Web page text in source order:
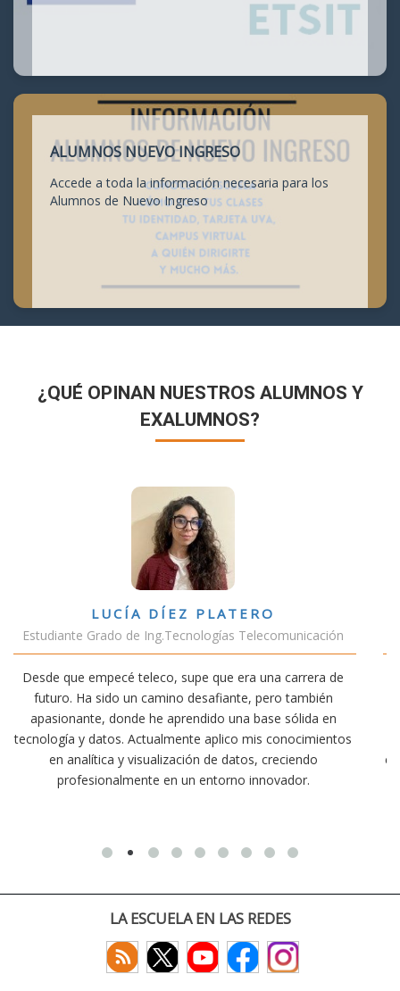
ALUMNOS NUEVO INGRESO
Accede a toda la información necesaria para los
Alumnos de Nuevo Ingreso
¿QUÉ OPINAN NUESTROS ALUMNOS Y
EXALUMNOS?
de
en
VÍCTOR SÁNCHEZ VALENCIA
Estudiante Doble Grado Teleco-ADE
Estudiar teleco me ha permitido comprender cómo
conectividad afecta nuestra vida diaria. Aunque la
exige esfuerzo, he dedicado parte de mi tiempo a
actividades como el salvamento y socorrismo.
convencido de que elegir teleco ha sido una de las
decisiones que he tomado.
LA ESCUELA EN LAS REDES